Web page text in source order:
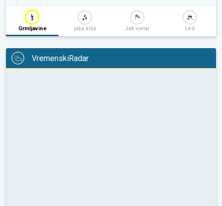
Grmljavine jaka kiša Jak vjetar Led
VremenskiRadar